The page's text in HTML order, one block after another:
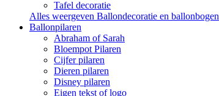
Tafel decoratie
Alles weergeven Ballondecoratie en ballonbogen
Ballonpilaren
Abraham of Sarah
Bloempot Pilaren
Cijfer pilaren
Dieren pilaren
Disney pilaren
Eigen tekst of logo